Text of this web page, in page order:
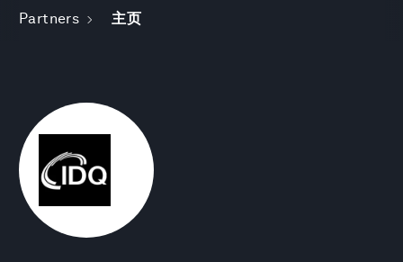
Partners 主页